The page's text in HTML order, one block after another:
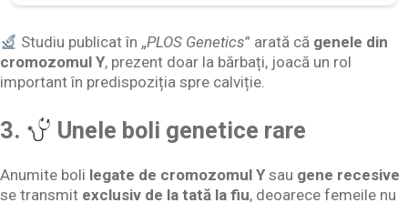
Studiu publicat în „PLOS Genetics” arată că genele din
cromozomul Y, prezent doar la bărbați, joacă un rol
important în predispoziția spre calviție.
3. Unele boli genetice rare
Anumite boli legate de cromozomul Y sau gene recesive
se transmit exclusiv de la tată la fiu, deoarece femeile nu